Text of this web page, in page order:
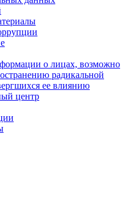
о лицах, возможно
радикальной
ее влиянию
центр